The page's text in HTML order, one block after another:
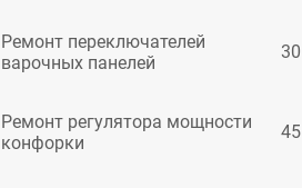
Ремонт переключателей
варочных панелей
Ремонт регулятора мощности
конфорки